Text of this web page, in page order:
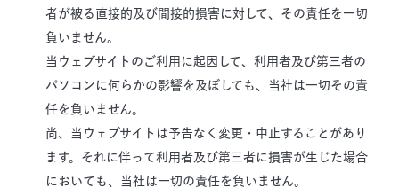
者が被る直接的及び間接的損害に対して、その責任を一切
負いません。
当ウェブサイトのご利用に起因して、利用者及び第三者の
パソコンに何らかの影響を及ぼしても、当社は一切その責
任を負いません。
尚、当ウェブサイトは予告なく変更・中止することがあり
ます。それに伴って利用者及び第三者に損害が生じた場合
においても、当社は一切の責任を負いません。